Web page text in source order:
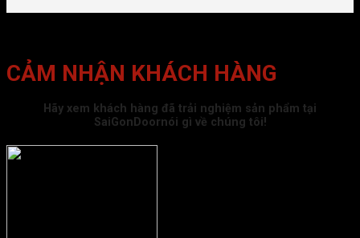
CẢM NHẬN KHÁCH HÀNG
Hãy xem khách hàng đã trải nghiệm sản phẩm tại
SaiGonDoornói gì về chúng tôi!